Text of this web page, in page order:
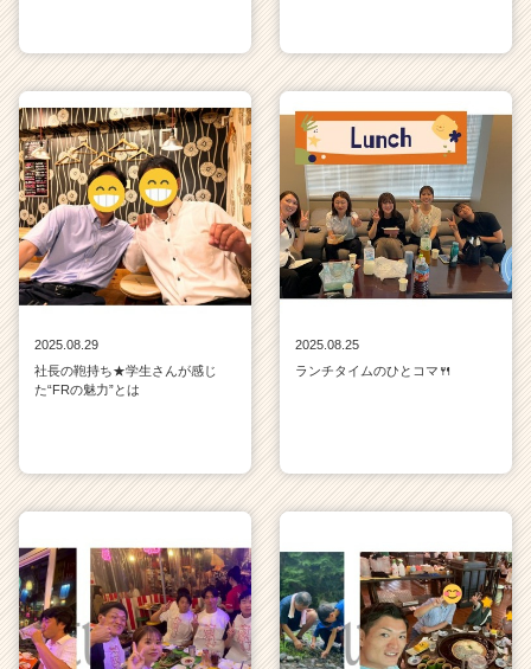
2025.08.29
社長の鞄持ち★学生さんが感じ
た“FRの魅力”とは
2025.08.25
ランチタイムのひとコマ🍴